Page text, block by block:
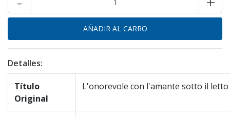
Detalles:
Título
Original
L'onorevole con l'amante sotto il letto